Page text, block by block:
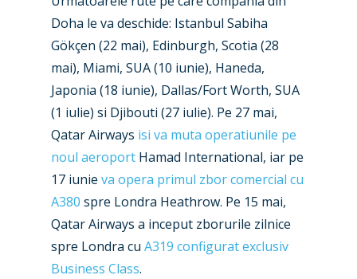
Doha le va deschide: Istanbul Sabiha
Gökçen (22 mai), Edinburgh, Scotia (28
mai), Miami, SUA (10 iunie), Haneda,
Japonia (18 iunie), Dallas/Fort Worth, SUA
(1 iulie) si Djibouti (27 iulie). Pe 27 mai,
Qatar Airways isi va muta operatiunile pe
noul aeroport Hamad International, iar pe
17 iunie va opera primul zbor comercial cu
A380 spre Londra Heathrow. Pe 15 mai,
Qatar Airways a inceput zborurile zilnice
spre Londra cu A319 configurat exclusiv
Business Class.
New Routes
Industry
Accidents / Incidents
Airshows
Dubai 2025
Paris 2025
Farnborough 2024
Business Jets
Military
Trip Reports